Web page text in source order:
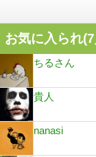
お気に入られ(7
ちるさん
貴人
nanasi